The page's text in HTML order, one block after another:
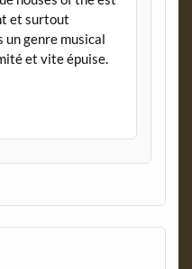
et surtout
un genre musical
et vite épuise.